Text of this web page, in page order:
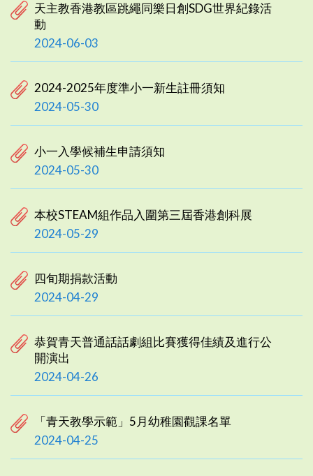
天主教香港教區跳繩同樂日創SDG世界紀錄活
動
2024-06-03
2024-2025年度準小一新生註冊須知
2024-05-30
小一入學候補生申請須知
2024-05-30
本校STEAM組作品入圍第三屆香港創科展
2024-05-29
四旬期捐款活動
2024-04-29
恭賀青天普通話話劇組比賽獲得佳績及進行公
開演出
2024-04-26
「青天教學示範」5月幼稚園觀課名單
2024-04-25